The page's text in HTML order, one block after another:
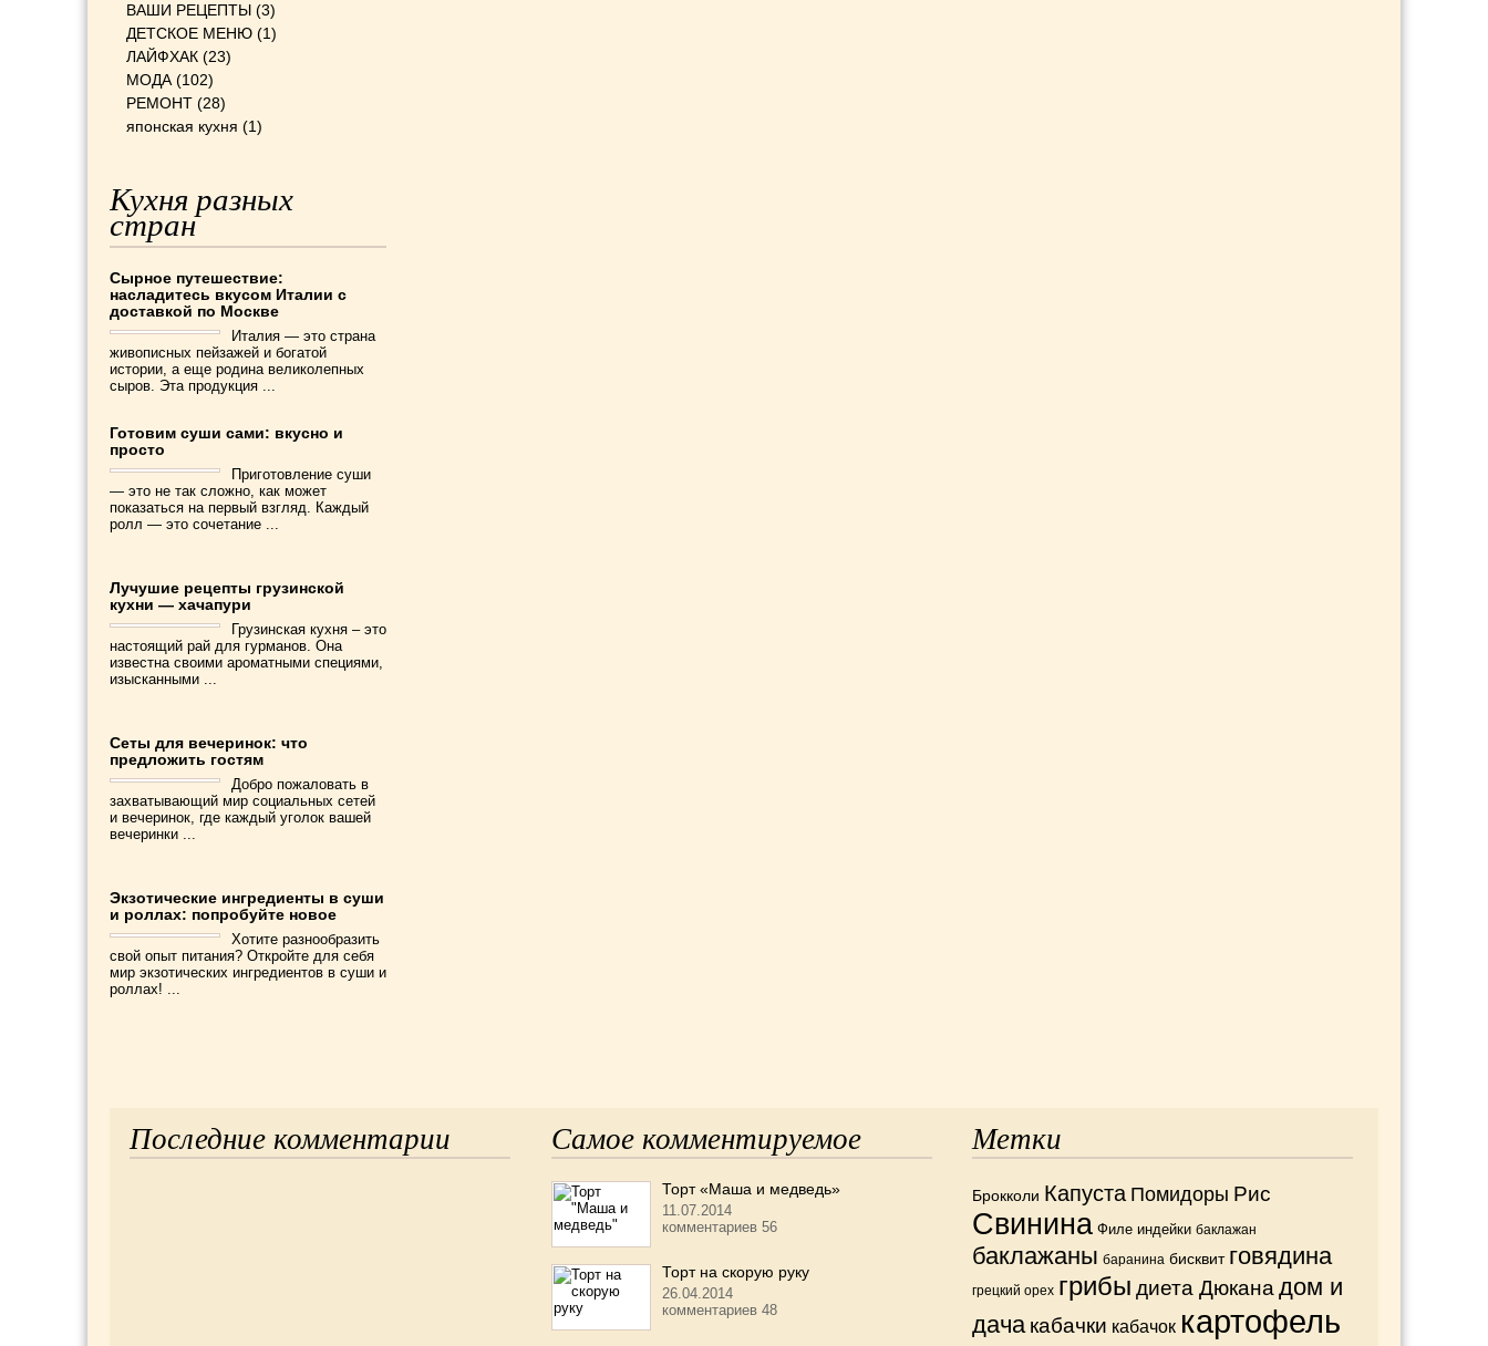
ВАШИ РЕЦЕПТЫ (3)
ДЕТСКОЕ МЕНЮ (1)
ЛАЙФХАК (23)
МОДА (102)
РЕМОНТ (28)
японская кухня (1)
Кухня разных
стран
Сырное путешествие:
насладитесь вкусом Италии с
доставкой по Москве
Италия — это страна
живописных пейзажей и богатой
истории, а еще родина великолепных
сыров. Эта продукция ...
Готовим суши сами: вкусно и
просто
Приготовление суши
— это не так сложно, как может
показаться на первый взгляд. Каждый
ролл — это сочетание ...
Лучушие рецепты грузинской
кухни — хачапури
Грузинская кухня – это
настоящий рай для гурманов. Она
известна своими ароматными специями,
изысканными ...
Сеты для вечеринок: что
предложить гостям
Добро пожаловать в
захватывающий мир социальных сетей
и вечеринок, где каждый уголок вашей
вечеринки ...
Экзотические ингредиенты в суши
и роллах: попробуйте новое
Хотите разнообразить
свой опыт питания? Откройте для себя
мир экзотических ингредиентов в суши и
роллах! ...
Последние комментарии Самое комментируемое
Торт «Маша и медведь»
11.07.2014
комментариев 56
Торт на скорую руку
26.04.2014
комментариев 48
Метки
Брокколи Капуста Помидоры Рис
Свинина Филе индейки баклажан
баклажаны баранина бисквит говядина
грецкий орех грибы диета Дюкана дом и
дача кабачки кабачок картофель